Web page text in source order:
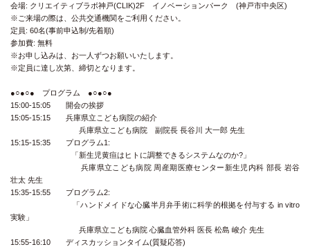
会場: クリエイティブラボ神戸(CLIK)2F イノベーションパーク (神戸市中央区)
※ご来場の際は、公共交通機関をご利用ください。
定員: 60名(事前申込制/先着順)
参加費: 無料
※お申し込みは、お一人ずつお願いいたします。
※定員に達し次第、締切となります。
●○●○● プログラム ●○●○●
15:00-15:05 開会の挨拶
15:05-15:15 兵庫県立こども病院の紹介
兵庫県立こども病院 副院長 長谷川 大一郎 先生
15:15-15:35 プログラム1:
「新生児黄疸はヒトに調整できるシステムなのか?」
兵庫県立こども病院 周産期医療センター新生児内科 部長 岩谷
壮太 先生
15:35-15:55 プログラム2:
「ハンドメイドな心臓半月弁手術に科学的根拠を付与する in vitro
実験」
兵庫県立こども病院 心臓血管外科 医長 松島 峻介 先生
15:55-16:10 ディスカッションタイム(質疑応答)